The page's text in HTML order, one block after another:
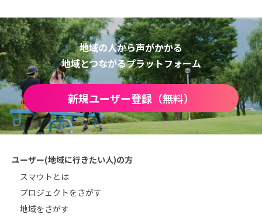
地域の人から声がかかる
地域とつながるプラットフォーム
新規ユーザー登録（無料）
ユーザー(地域に行きたい人)の方
スマウトとは
プロジェクトをさがす
地域をさがす